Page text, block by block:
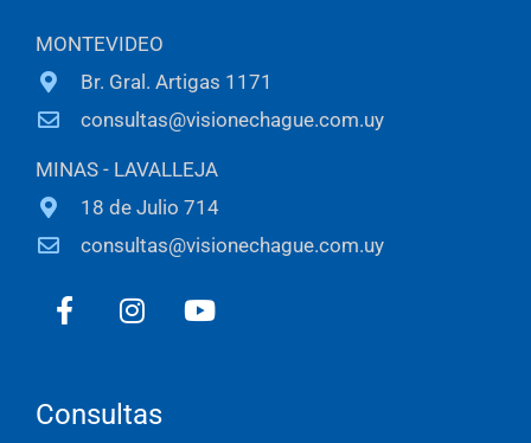
MONTEVIDEO
Br. Gral. Artigas 1171
consultas@visionechague.com.uy
MINAS - LAVALLEJA
18 de Julio 714
consultas@visionechague.com.uy
F
a
b
I
n
a
Y
o
Consultas